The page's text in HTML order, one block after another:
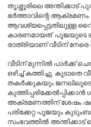
തൃശ്ശൂരിലെ അന്തിക്കാട്
ഭർത്താവിന്റെ
ആവശ്യപ്പെട്ടതിലുള്ള
കാരണമായത്. പൂജയുടെ
രാത്രിയാണ് വീടിന്
വീടിന് മുന്നിൽ പാർക്ക്
ഒഴിച്ച് കത്തിച്ചു. കൂടാതെ
തകർക്കുകയും
അക്രമണത്തിന് ശേഷം
പരിക്കേറ്റ പൂജയും
സംഭവത്തിൽ